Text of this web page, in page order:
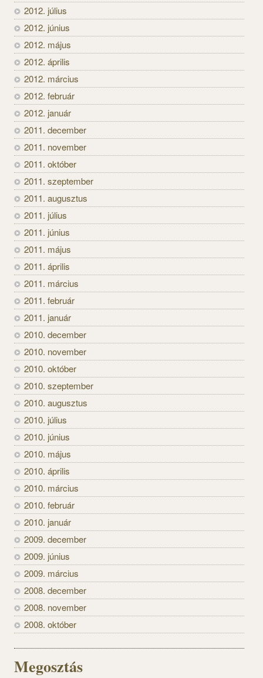
2012. július
2012. június
2012. május
2012. április
2012. március
2012. február
2012. január
2011. december
2011. november
2011. október
2011. szeptember
2011. augusztus
2011. július
2011. június
2011. május
2011. április
2011. március
2011. február
2011. január
2010. december
2010. november
2010. október
2010. szeptember
2010. augusztus
2010. július
2010. június
2010. május
2010. április
2010. március
2010. február
2010. január
2009. december
2009. június
2009. március
2008. december
2008. november
2008. október
Megosztás